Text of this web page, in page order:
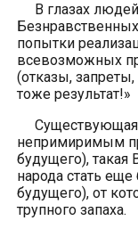
В глазах людей
попытки
всевозможных
(отказы, запреты,
тоже результат!»
Существующая
непримиримым
будущего), такая
народа стать
будущего), от
трупного запаха.